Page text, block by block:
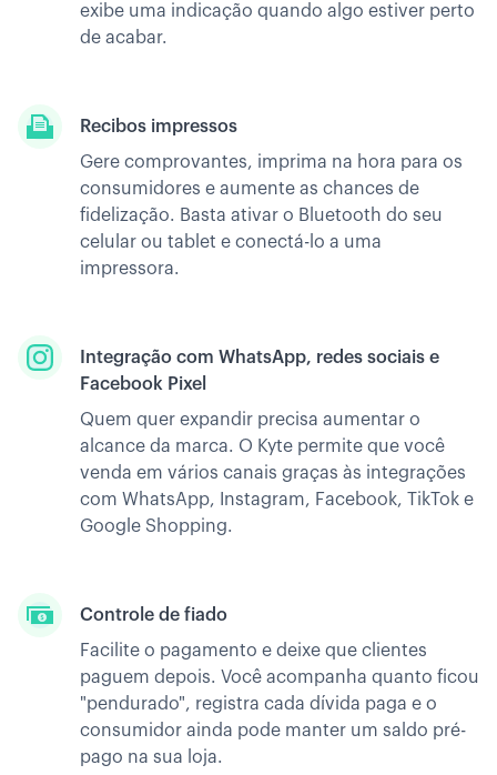
exibe uma indicação quando algo estiver perto
de acabar.
Recibos impressos
Gere comprovantes, imprima na hora para os
consumidores e aumente as chances de
fidelização. Basta ativar o Bluetooth do seu
celular ou tablet e conectá-lo a uma
impressora.
Integração com WhatsApp, redes sociais e
Facebook Pixel
Quem quer expandir precisa aumentar o
alcance da marca. O Kyte permite que você
venda em vários canais graças às integrações
com WhatsApp, Instagram, Facebook, TikTok e
Google Shopping.
Controle de fiado
Facilite o pagamento e deixe que clientes
paguem depois. Você acompanha quanto ficou
"pendurado", registra cada dívida paga e o
consumidor ainda pode manter um saldo pré-
pago na sua loja.